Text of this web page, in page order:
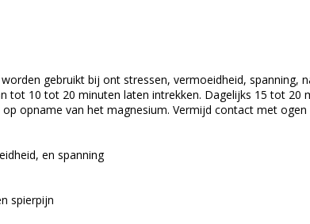
gebruikt bij ont stressen, vermoeidheid, spanning,
tot 10 tot 20 minuten laten intrekken. Dagelijks 15 tot 20
opname van het magnesium. Vermijd contact met ogen
en spanning
spierpijn